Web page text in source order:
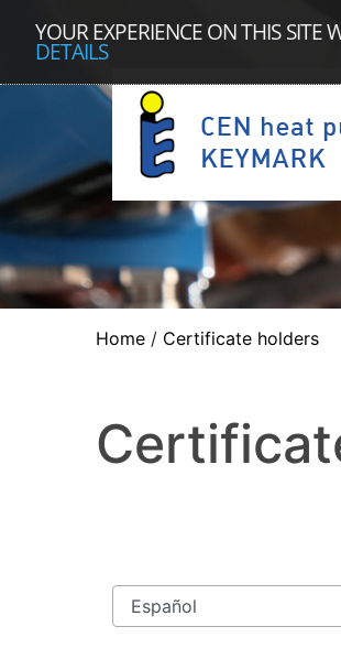
YOUR EXPERIENCE ON THIS SITE
DETAILS
Home / Certificate holders